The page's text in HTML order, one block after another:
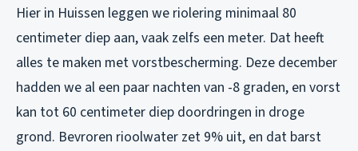
Hier in Huissen leggen we riolering minimaal 80
centimeter diep aan, vaak zelfs een meter. Dat heeft
alles te maken met vorstbescherming. Deze december
hadden we al een paar nachten van -8 graden, en vorst
kan tot 60 centimeter diep doordringen in droge
grond. Bevroren rioolwater zet 9% uit, en dat barst